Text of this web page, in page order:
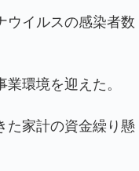
ウイルスの感染者数
環境を迎えた。
た家計の資金繰り懸